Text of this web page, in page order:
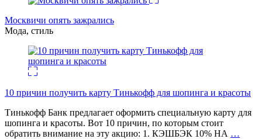
Москвичи опять зажрались
Мода, стиль
10 причин получить карту Тинькофф для шопинга и красоты
Тинькофф Банк предлагает оформить специальную карту для
шопинга и красоты. Вот 10 причин, по которым стоит
обратить внимание на эту акцию: 1. КЭШБЭК 10% НА …